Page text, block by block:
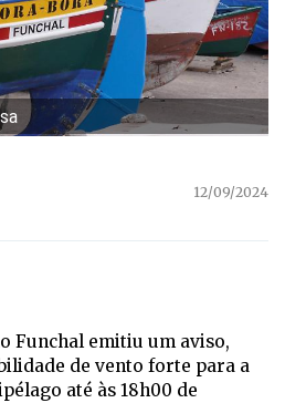
12/09/2024
Funchal emitiu um aviso,
de vento forte para a
até às 18h00 de